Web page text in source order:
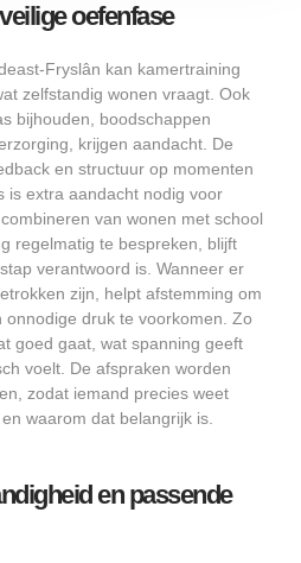
oefenfase
Fryslân kan kamertraining
zelfstandig wonen vraagt. Ook
bijhouden, boodschappen
krijgen aandacht. De
en structuur op momenten
is extra aandacht nodig voor
van wonen met school
regelmatig te bespreken, blijft
verantwoord is. Wanneer er
zijn, helpt afstemming om
druk te voorkomen. Zo
goed gaat, wat spanning geeft
voelt. De afspraken worden
zodat iemand precies weet
waarom dat belangrijk is.
en passende